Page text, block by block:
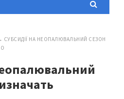
СУБСИДІЇ НА НЕОПАЛЮВАЛЬНИЙ СЕЗОН